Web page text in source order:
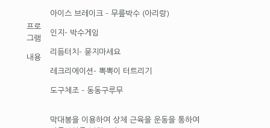
프로
그램
내용
아이스 브레이크 – 무릎박수 (아리랑)
인지- 박수게임
리듬터치- 묻지마세요
레크리에이션- 뽁뽁이 터트리기
도구체조 – 동동구루무
막대봉을 이용하여 상체 근육을 운동을 통하여